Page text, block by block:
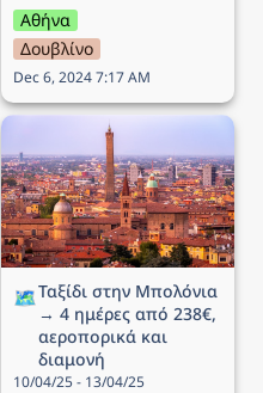
Αθήνα
Δουβλίνο
Dec 6, 2024 7:17 AM
Ταξίδι στην Μπολόνια →
4 ημέρες από 238€,
αεροπορικά και διαμονή
🗺️Ταξίδι στην Μπολόνια
→ 4 ημέρες από 238€,
αεροπορικά και
διαμονή
10/04/25 - 13/04/25